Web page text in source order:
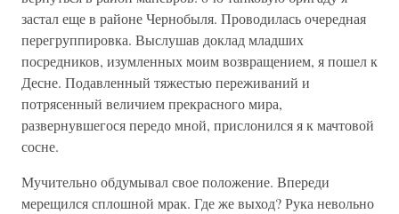
застал еще в районе Чернобыля. Проводилась очередная
перегруппировка. Выслушав доклад младших
посредников, изумленных моим возвращением, я пошел к
Десне. Подавленный тяжестью переживаний и
потрясенный величием прекрасного мира,
развернувшегося передо мной, прислонился я к мачтовой
сосне.
Мучительно обдумывал свое положение. Впереди
мерещился сплошной мрак. Где же выход? Рука невольно